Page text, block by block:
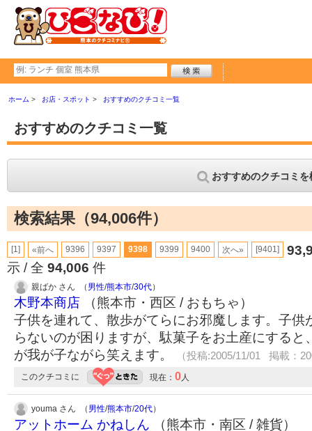
ホーム お店・スポット おすすめのクチコミ一覧
おすすめのクチコミ一覧
おすすめのクチコミを
検索結果（94,006件）
[1] «前へ 9396 9397 9398 9399 9400 次へ» [9401]
示 / 全 94,006 件
親ばか さん （ 男性/熊本市/30代）
木野本商店 （熊本市・西区 / おもちゃ）
子供を連れて、散歩がてらにお邪魔します。子供
らないのが困りますが、駄菓子をお土産にすると
が我が子ながら笑えます。
（投稿:2005/11/01 掲載：
このクチコミに 現在： 0人
youma さん （ 男性/熊本市/20代）
アットホーム かねしん （熊本市・南区 / 雑貨）